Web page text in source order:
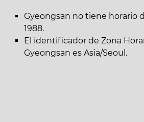
Gyeongsan no tiene horario
1988.
El identificador de Zona
Gyeongsan es Asia/Seoul.